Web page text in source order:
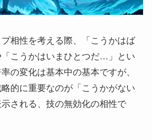
相性を考える際、「こうかはば
こうかはいまひとつだ…」とい
の変化は基本中の基本ですが、
的に重要なのが「こうかがない
される、技の無効化の相性で